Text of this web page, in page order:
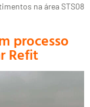
na área STS08
processo
Refit